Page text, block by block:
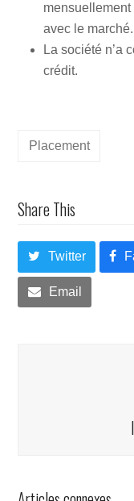
avec le marché.
La société n’a
crédit.
Placement
Share This
Twitter
Email